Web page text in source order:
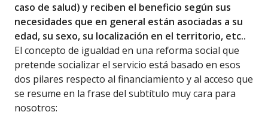
caso de salud) y reciben el beneficio según sus
necesidades que en general están asociadas a su
edad, su sexo, su localización en el territorio, etc..
El concepto de igualdad en una reforma social que
pretende socializar el servicio está basado en esos
dos pilares respecto al financiamiento y al acceso que
se resume en la frase del subtítulo muy cara para
nosotros: